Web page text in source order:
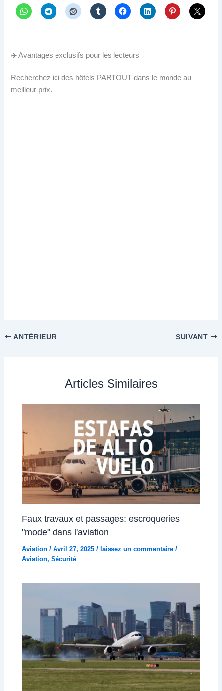
✈️ Avantages exclusifs pour les lecteurs
Recherchez ici des hôtels PARTOUT dans le monde au
meilleur prix.
ANTÉRIEUR SUIVANT
Articles Similaires
Faux travaux et passages: escroqueries
"mode" dans l'aviation
Aviation /Avril 27, 2025/laissez un commentaire /
Aviation,Sécurité